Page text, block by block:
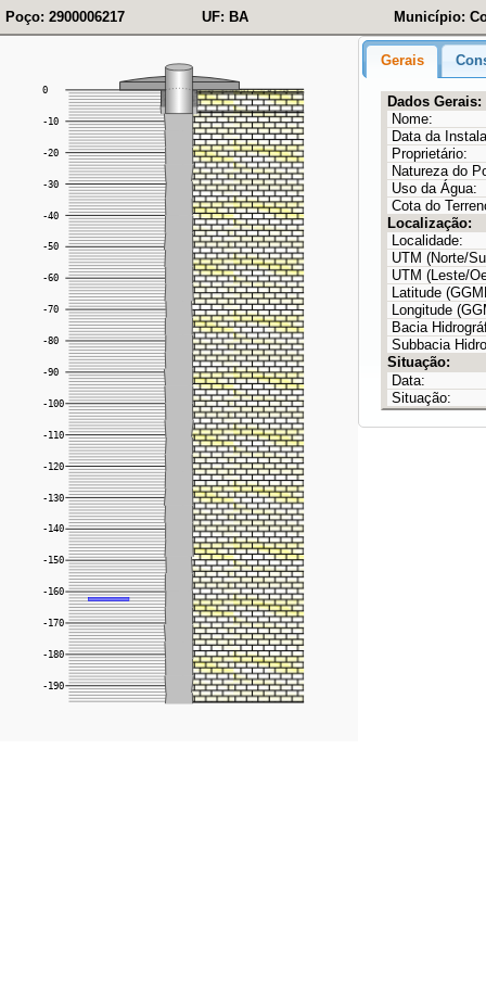
Poço: 2900006217 UF: BA Município:
Gerais
Dados Gerais:
Nome:
Data da
Proprietário:
Natureza do
Uso da Água:
Cota do
Localização:
Localidade:
UTM (Norte/
UTM (Leste/
Latitude
Longitude
Bacia
Subbacia
Situação:
Data:
Situação: